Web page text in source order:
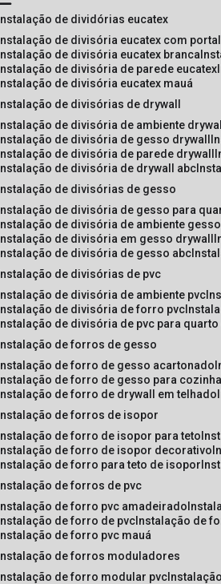
instalação de dividórias eucatex
instalação de divisória eucatex com porta
instalação de divisória eucatex branca
instalação de divisória de parede eucatex
instalação de divisória eucatex mauá
instalação de divisórias de drywall
instalação de divisória de ambiente drywall
instalação de divisória de gesso drywall
instalação de divisória de parede drywall
instalação de divisória de drywall abc
instalação de divisórias de gesso
instalação de divisória de gesso para
instalação de divisória de ambiente gesso
instalação de divisória em gesso drywall
instalação de divisória de gesso abc
instalação de divisórias de pvc
instalação de divisória de ambiente pvc
instalação de divisória de forro pvc
instalação de divisória de pvc para
instalação de forros de gesso
instalação de forro de gesso acartonado
instalação de forro de gesso para cozinha
instalação de forro de drywall em telhado
instalação de forros de isopor
instalação de forro de isopor para teto
instalação de forro de isopor decorativo
instalação de forro para teto de isopor
instalação de forros de pvc
instalação de forro pvc amadeirado
instalação de forro de pvc instalação de
instalação de forro pvc mauá
instalação de forros moduladores
instalação de forro modular pvc